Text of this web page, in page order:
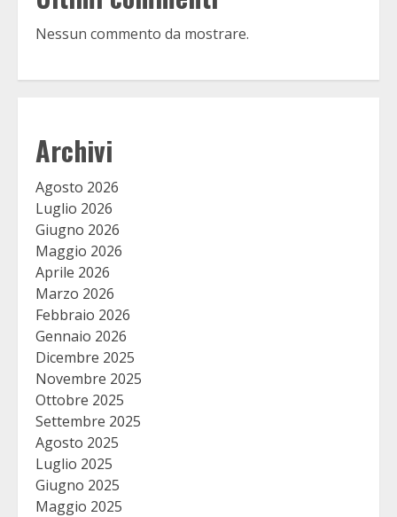
Nessun commento da mostrare.
Archivi
Agosto 2026
Luglio 2026
Giugno 2026
Maggio 2026
Aprile 2026
Marzo 2026
Febbraio 2026
Gennaio 2026
Dicembre 2025
Novembre 2025
Ottobre 2025
Settembre 2025
Agosto 2025
Luglio 2025
Giugno 2025
Maggio 2025